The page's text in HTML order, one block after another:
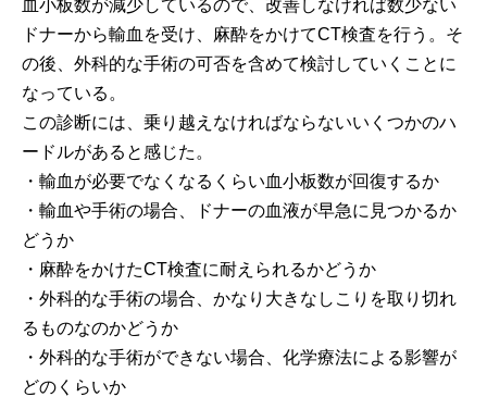
血小板数が減少しているので、改善しなければ数少ない
ドナーから輸血を受け、麻酔をかけてCT検査を行う。そ
の後、外科的な手術の可否を含めて検討していくことに
なっている。
この診断には、乗り越えなければならないいくつかのハ
ードルがあると感じた。
・輸血が必要でなくなるくらい血小板数が回復するか
・輸血や手術の場合、ドナーの血液が早急に見つかるか
どうか
・麻酔をかけたCT検査に耐えられるかどうか
・外科的な手術の場合、かなり大きなしこりを取り切れ
るものなのかどうか
・外科的な手術ができない場合、化学療法による影響が
どのくらいか